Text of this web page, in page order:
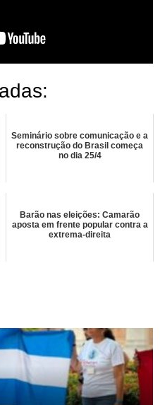
Seminário sobre comunicação e a
reconstrução do Brasil começa
no dia 25/4
Barão nas eleições: Camarão
aposta em frente popular contra a
extrema-direita